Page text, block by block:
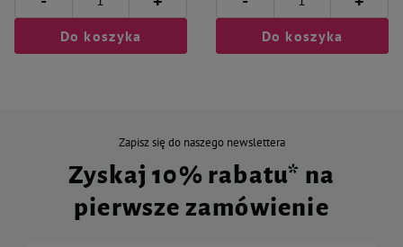
Do koszyka Do koszyka
Zapisz się do naszego newslettera
Zyskaj 10% rabatu* na
pierwsze zamówienie